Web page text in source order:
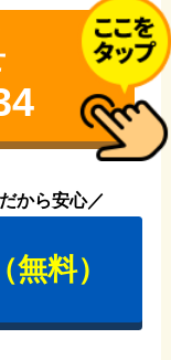
だから安心／
無料）